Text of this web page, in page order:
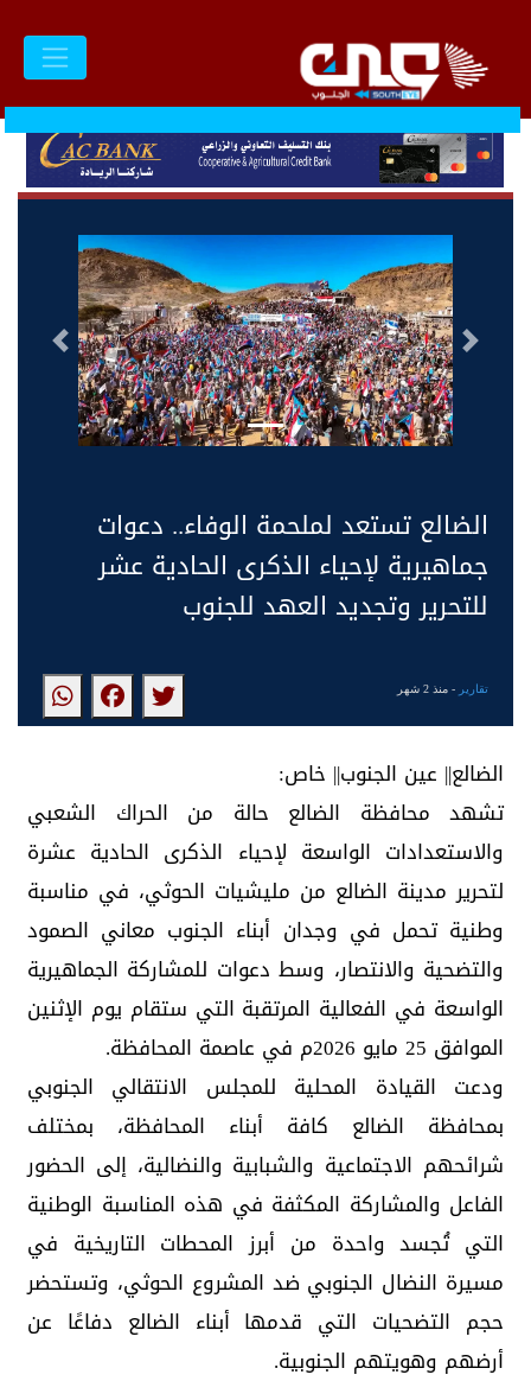
التالى السابق
الضالع تستعد لملحمة الوفاء.. دعوات
جماهيرية لإحياء الذكرى الحادية عشر
للتحرير وتجديد العهد للجنوب
تقارير - منذ 2 شهر
الضالع|| عين الجنوب|| خاص:
تشهد محافظة الضالع حالة من الحراك الشعبي
والاستعدادات الواسعة لإحياء الذكرى الحادية عشرة
لتحرير مدينة الضالع من مليشيات الحوثي، في مناسبة
وطنية تحمل في وجدان أبناء الجنوب معاني الصمود
والتضحية والانتصار، وسط دعوات للمشاركة الجماهيرية
الواسعة في الفعالية المرتقبة التي ستقام يوم الإثنين
الموافق 25 مايو 2026م في عاصمة المحافظة.
ودعت القيادة المحلية للمجلس الانتقالي الجنوبي
بمحافظة الضالع كافة أبناء المحافظة، بمختلف
شرائحهم الاجتماعية والشبابية والنضالية، إلى الحضور
الفاعل والمشاركة المكثفة في هذه المناسبة الوطنية
التي تُجسد واحدة من أبرز المحطات التاريخية في
مسيرة النضال الجنوبي ضد المشروع الحوثي، وتستحضر
حجم التضحيات التي قدمها أبناء الضالع دفاعًا عن
أرضهم وهويتهم الجنوبية.